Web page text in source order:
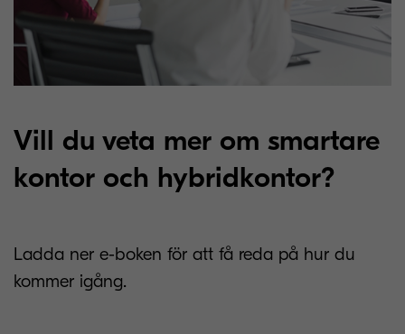
Vill du veta mer om smartare
kontor och hybridkontor?
Ladda ner e-boken för att få reda på hur du
kommer igång.